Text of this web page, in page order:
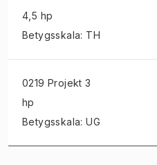
4,5 hp
Betygsskala: TH
0219 Projekt 3
hp
Betygsskala: UG